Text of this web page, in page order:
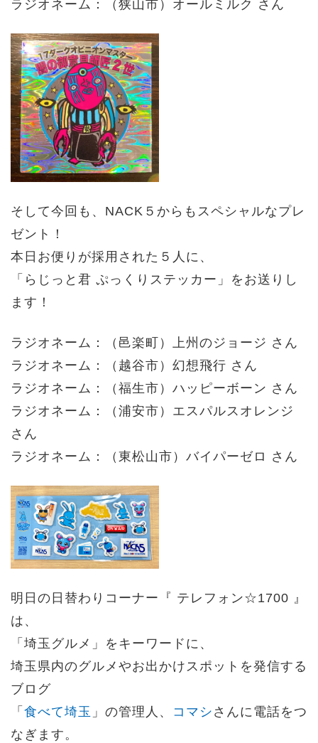
ラジオネーム：（狭山市）オールミルク さん
そして今回も、NACK５からもスペシャルなプレ
ゼント！
本日お便りが採用された５人に、
「らじっと君 ぷっくりステッカー」をお送りし
ます！
ラジオネーム：（邑楽町）上州のジョージ さん
ラジオネーム：（越谷市）幻想飛行 さん
ラジオネーム：（福生市）ハッピーボーン さん
ラジオネーム：（浦安市）エスパルスオレンジ
さん
ラジオネーム：（東松山市）バイパーゼロ さん
明日の日替わりコーナー『 テレフォン☆1700 』
は、
「埼玉グルメ」をキーワードに、
埼玉県内のグルメやお出かけスポットを発信する
ブログ
「 食べて埼玉 」の管理人、 コマシ さんに電話をつ
なぎます。